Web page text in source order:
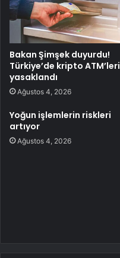
Bakan Şimşek duyurdu!
Türkiye’de kripto ATM’leri
yasaklandı
Ağustos 4, 2026
Yoğun işlemlerin riskleri
artıyor
Ağustos 4, 2026